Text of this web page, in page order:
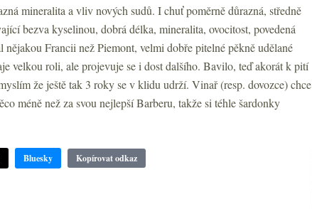
mineralita a vliv nových sudů. I chuť poměrně důrazná, středně
bezva kyselinou, dobrá délka, mineralita, ovocitost, povedená
Francii než Piemont, velmi dobře pitelné pěkně udělané
velkou roli, ale projevuje se i dost dalšího. Bavilo, teď akorát k pití
že ještě tak 3 roky se v klidu udrží. Vinař (resp. dovozce) chce
méně než za svou nejlepší Barberu, takže si téhle šardonky
Bluesky Kopírovat odkaz